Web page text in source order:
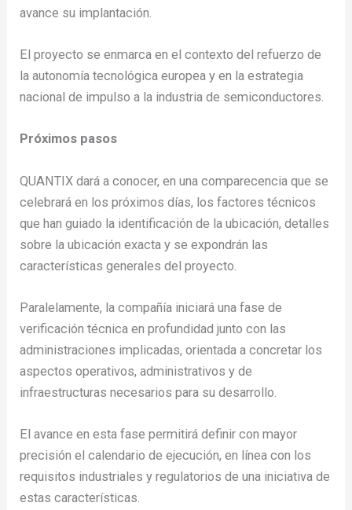
avance su implantación.
El proyecto se enmarca en el contexto del refuerzo de
la autonomía tecnológica europea y en la estrategia
nacional de impulso a la industria de semiconductores.
Próximos pasos
QUANTIX dará a conocer, en una comparecencia que se
celebrará en los próximos días, los factores técnicos
que han guiado la identificación de la ubicación, detalles
sobre la ubicación exacta y se expondrán las
características generales del proyecto.
Paralelamente, la compañía iniciará una fase de
verificación técnica en profundidad junto con las
administraciones implicadas, orientada a concretar los
aspectos operativos, administrativos y de
infraestructuras necesarios para su desarrollo.
El avance en esta fase permitirá definir con mayor
precisión el calendario de ejecución, en línea con los
requisitos industriales y regulatorios de una iniciativa de
estas características.